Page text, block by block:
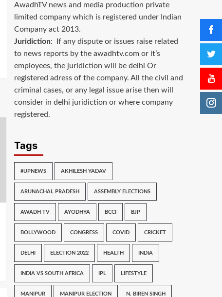
AwadhTV news and media production private
limited company which is registered under Indian
Company act 2013.
Juridiction: If any dispute or issues raise related
to news reports by the awadhtv.com or it’s
employees, the juridiction will be delhi Or
registered adress of the company. All the civil and
criminal cases, or any legal issue arise then will
consider in delhi juridiction or where company
registered.
Tags
#UPNEWS AKHILESH YADAV
ARUNACHAL PRADESH ASSEMBLY ELECTIONS
AWADH TV AYODHYA BCCI BJP
BOLLYWOOD CONGRESS COVID CRICKET
DELHI ELECTION 2022 HEALTH INDIA
INDIA VS SOUTH AFRICA IPL LIFESTYLE
MANIPUR MANIPUR ELECTION N. BIREN SINGH